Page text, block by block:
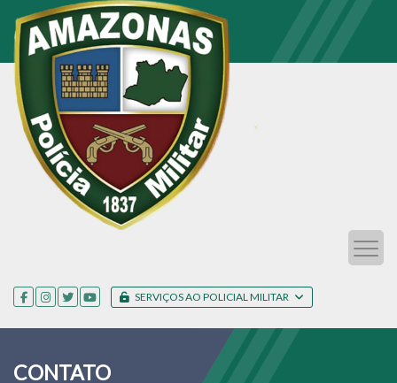
SERVIÇOS AO POLICIAL MILITAR
CONTATO